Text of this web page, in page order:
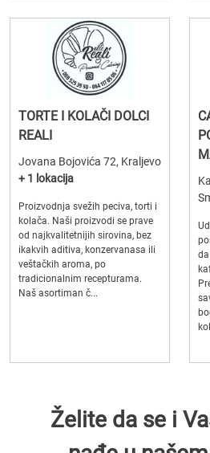
TORTE I KOLAČI DOLCI
REALI
Jovana Bojovića 72, Kraljevo
+ 1 lokacija
Proizvodnja svežih peciva, torti i
kolača. Naši proizvodi se prave
od najkvalitetnijih sirovina, bez
ikakvih aditiva, konzervanasa ili
veštačkih aroma, po
tradicionalnim recepturama.
Naš asortiman č...
Želite da se i